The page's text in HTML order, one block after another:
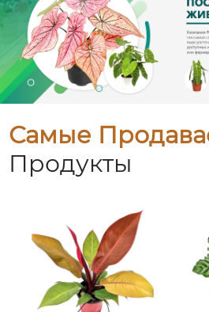
Самые
Продукты